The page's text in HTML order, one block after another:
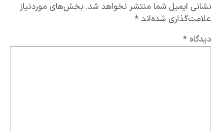
نشانی ایمیل شما منتشر نخواهد شد. بخش‌های موردنیاز
علامت‌گذاری شده‌اند*
دیدگاه *